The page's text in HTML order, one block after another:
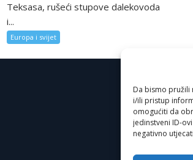
Da bismo pružili
i/ili pristup
omogućiti da
jedinstveni ID-
negativno
Teksasa, rušeći stupove dalekovoda
i...
Europa i svijet